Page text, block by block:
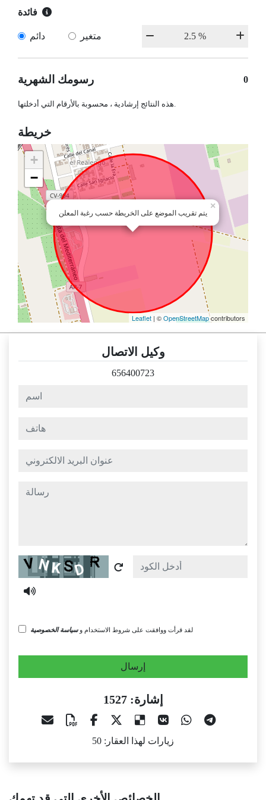
فائدة
دائم متغير
رسومك الشهرية 0
هذه النتائج إرشادية ، محسوبة بالأرقام التي أدخلتها.
خريطة
يتم تقريب الموضع على الخريطة حسب رغبة المعلن
×
+
−
Leaflet | ©OpenStreetMapcontributors
وكيل الاتصال
656400723
عنوان البريد الالكتروني
رسالة
Captcha
لقد قرأت ووافقت على شروط الاستخدام وسياسة الخصوصية
إرسال
إشارة: 1527
زيارات لهذا العقار: 50